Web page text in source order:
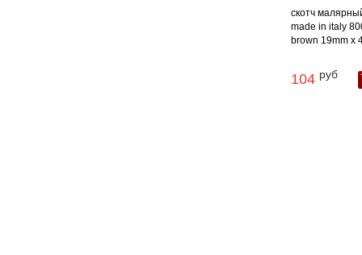
скотч
made in italy
brown 19mm x
104 руб